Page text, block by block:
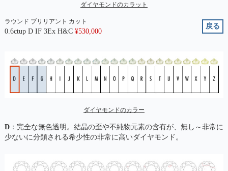
ダイヤモンドのカラット
ラウンド ブリリアント カット
0.6ctup D IF 3Ex H&C ¥530,000
戻る
ダイヤモンドのカラー
D：完全な無色透明。結晶の歪や不純物元素の含有が、無し～非常に
少ないに分類される希少性の非常に高いダイヤモンド。